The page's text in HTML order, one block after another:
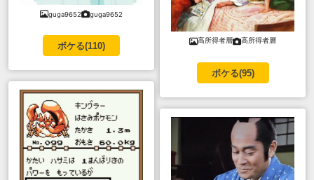
guga9652 guga9652
ボケる(110)
高所得者層 高所得者層
ボケる(95)